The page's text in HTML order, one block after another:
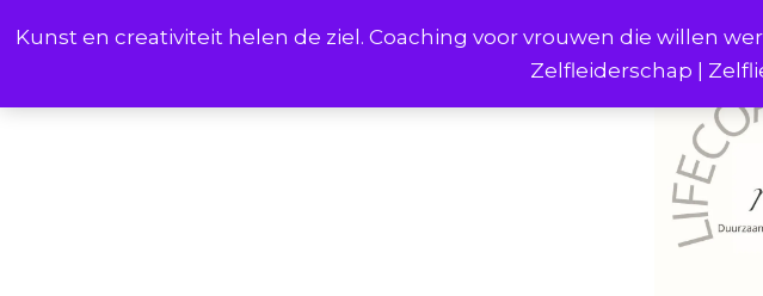
Kunst en creativiteit helen de ziel. Coaching voor vrouwen die willen
Zelfleiderschap |
Contact Consulten